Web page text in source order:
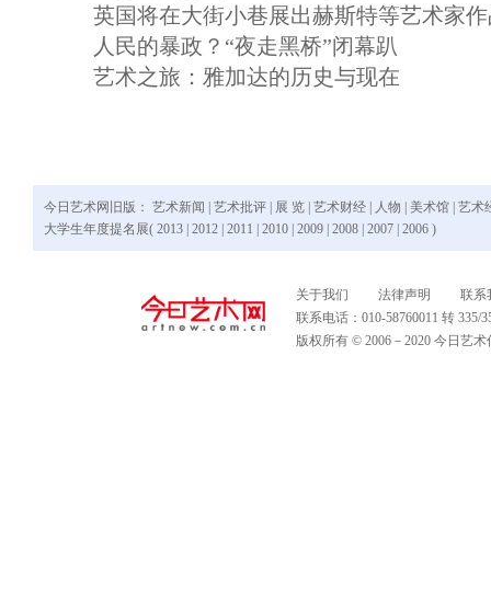
英国将在大街小巷展出赫斯特等艺术家
人民的暴政？“夜走黑桥”闭幕趴
艺术之旅：雅加达的历史与现在
今日艺术网旧版： 艺术新闻 艺术批评 展 览 艺术财经 人物 美术馆 艺术
大学生年度提名展( 2013 2012 2011 2010 2009 2008 2007 2006 )
关于我们 法律声明
联系
联系电话：010-58760011 转
版权所有 © 2006－2020 今日艺